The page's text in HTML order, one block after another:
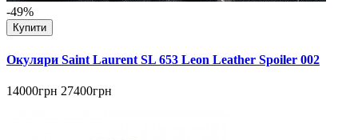
-49%
Купити
Окуляри Saint Laurent SL 653 Leon Leather Spoiler 002
14000грн 27400грн